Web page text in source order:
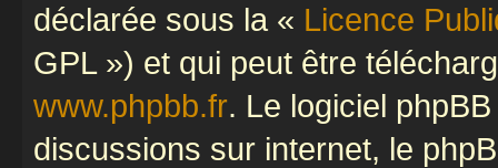
déclarée sous la « Licence
GPL ») et qui peut être
www.phpbb.fr. Le logiciel
discussions sur internet, le